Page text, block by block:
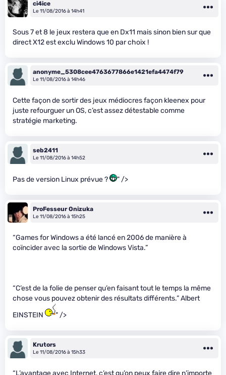
ci4ice
Le 11/08/2016 à 14h41
Sous 7 et 8 le jeux restera que en Dx11 mais sinon bien sur que
direct X12 est exclu Windows 10 par choix !
anonyme_5308cee4763677866e1421efa4474f79
Le 11/08/2016 à 14h46
Cette façon de sortir des jeux médiocres façon kleenex pour
juste refourguer un OS, c’est assez détestable comme
stratégie marketing.
seb2411
Le 11/08/2016 à 14h52
Pas de version Linux prévue ? " />
ProFesseur Onizuka
Le 11/08/2016 à 15h25
“Games for Windows a été lancé en 2006 de manière à
coïncider avec la sortie de Windows Vista.”
“C’est de la folie de penser qu’en faisant tout le temps la même
chose vous pouvez obtenir des résultats différents.” Albert
EINSTEIN
" />
Krutors
Le 11/08/2016 à 15h33
“L’avantage avec Internet, c’est qu’on peux faire dire n’importe